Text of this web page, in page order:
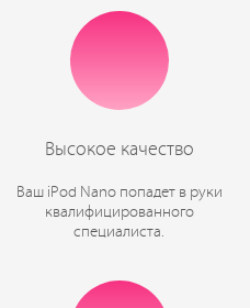
Высокое качество
Ваш iPod Nano попадет в руки
квалифицированного
специалиста.